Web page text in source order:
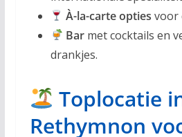
À-la-carte opties voor
Barmet cocktails en
drankjes.
Toplocatie
Rethymnon